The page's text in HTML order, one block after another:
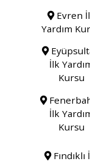
Evren
Yardım
İlk
Kursu
İlk
Kursu
Fındıklı